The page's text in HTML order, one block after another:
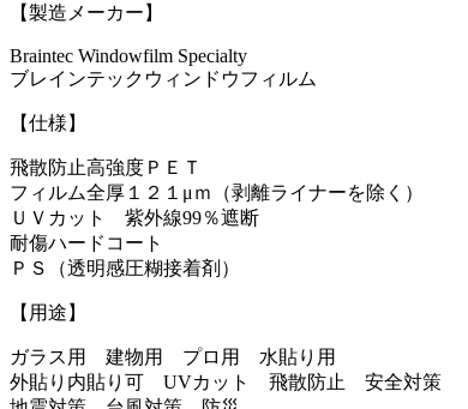
【製造メーカー】
Braintec Windowfilm Specialty
ブレインテックウィンドウフィルム
【仕様】
飛散防止高強度ＰＥＴ
フィルム全厚１２１μｍ（剥離ライナーを除く）
ＵＶカット 紫外線99％遮断
耐傷ハードコート
ＰＳ（透明感圧糊接着剤）
【用途】
ガラス用 建物用 プロ用 水貼り用
外貼り内貼り可 UVカット 飛散防止 安全対策